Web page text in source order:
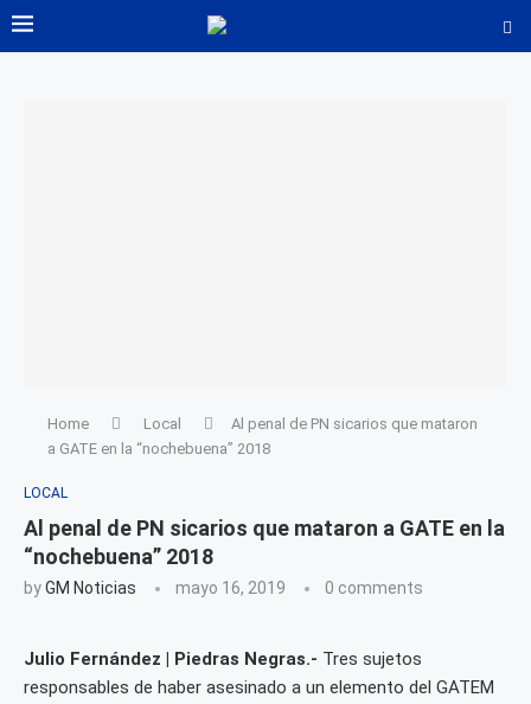
Home Local
Al penal de PN sicarios que mataron
a GATE en la “nochebuena” 2018
LOCAL
Al penal de PN sicarios que mataron a GATE en la
“nochebuena” 2018
byGM Noticias mayo 16, 2019 0 comments
Julio Fernández | Piedras Negras.- Tres sujetos
responsables de haber asesinado a un elemento del GATEM